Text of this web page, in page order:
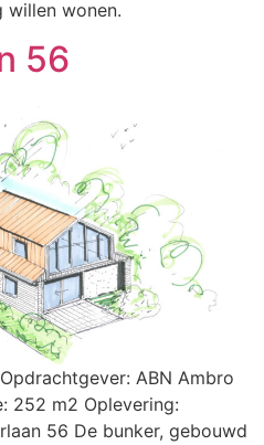
willen wonen.
56
ABN Ambro
252 m2 Oplevering:
56 De bunker, gebouwd